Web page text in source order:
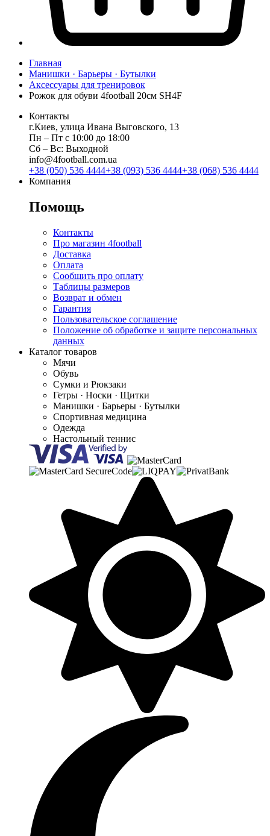
Главная
Манишки · Барьеры · Бутылки
Аксессуары для тренировок
Рожок для обуви 4football 20см SH4F
Контакты
г.Киев, улица Ивана Выговского, 13
Пн ‒ Пт с 10:00 до 18:00
Сб ‒ Вс: Выходной
info@4football.com.ua
+38 (050) 536 4444+38 (093) 536 4444+38 (068) 536 4444
Компания
Помощь
Контакты
Про магазин 4football
Доставка
Оплата
Сообщить про оплату
Таблицы размеров
Возврат и обмен
Гарантия
Пользовательское соглашение
Положение об обработке и защите персональных
данных
Каталог товаров
Мячи
Обувь
Сумки и Рюкзаки
Гетры · Носки · Щитки
Манишки · Барьеры · Бутылки
Спортивная медицина
Одежда
Настольный теннис